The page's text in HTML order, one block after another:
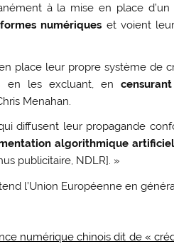
à la mise en place
numériques et voient
place leur propre système de
en les excluant, en
Menahan.
diffusent leur propagande
algorithmique
publicitaire, NDLR]. »
l’Union Européenne en
numérique chinois dit de «